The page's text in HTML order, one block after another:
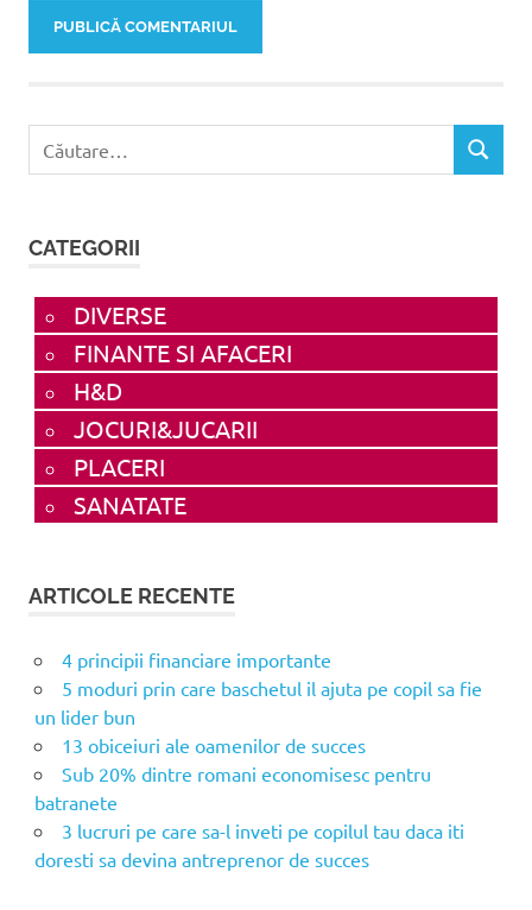
după:
CATEGORII
DIVERSE
FINANTE SI AFACERI
H&D
JOCURI&JUCARII
PLACERI
SANATATE
ARTICOLE RECENTE
4 principii financiare importante
5 moduri prin care baschetul il ajuta pe copil sa fie
un lider bun
13 obiceiuri ale oamenilor de succes
Sub 20% dintre romani economisesc pentru
batranete
3 lucruri pe care sa-l inveti pe copilul tau daca iti
doresti sa devina antreprenor de succes